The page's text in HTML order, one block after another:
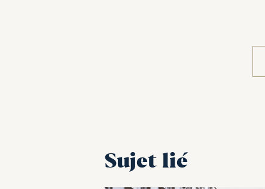
Sujet lié